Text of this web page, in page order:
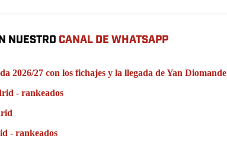
NUESTRO CANAL DE WHATSAPP
2026/27 con los fichajes y la llegada de Yan Diomande
- rankeados
- rankeados